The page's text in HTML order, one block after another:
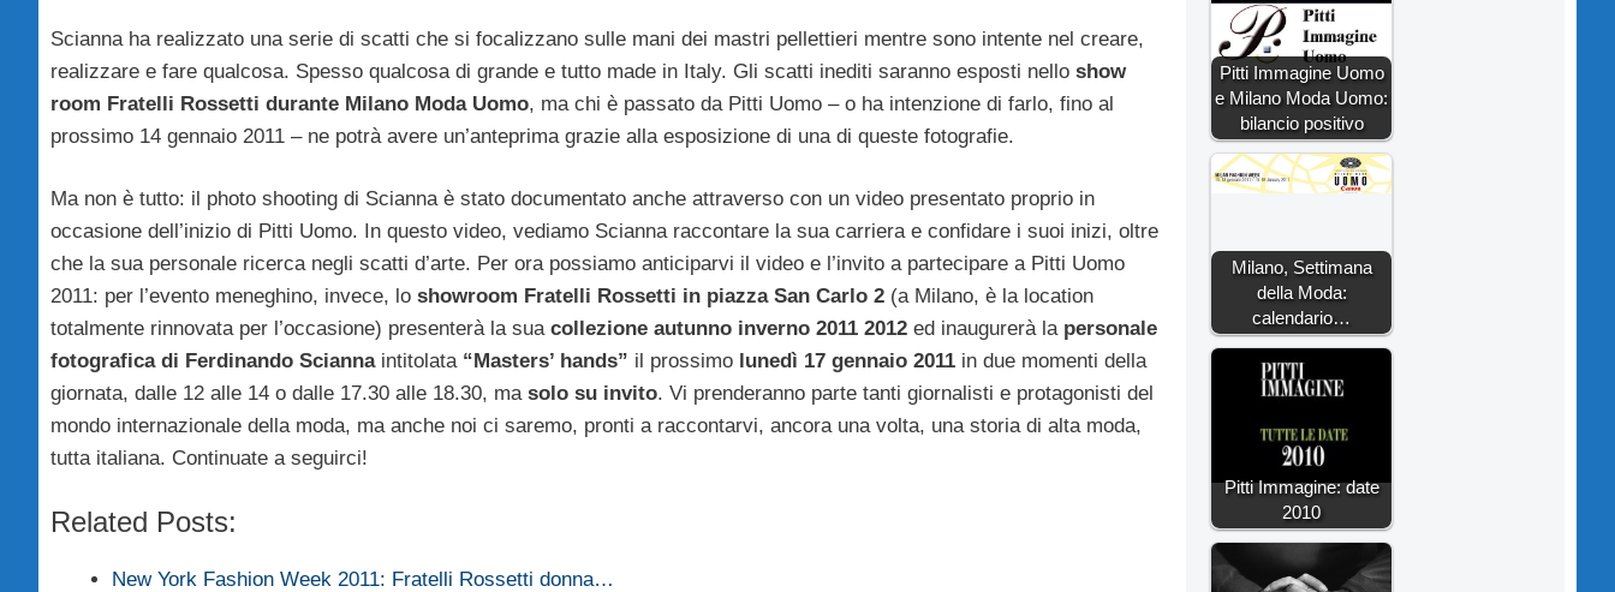
Scianna ha realizzato una serie di scatti che si focalizzano sulle mani dei mastri pellettieri mentre sono intente nel creare,
realizzare e fare qualcosa. Spesso qualcosa di grande e tutto made in Italy. Gli scatti inediti saranno esposti nello show
room Fratelli Rossetti durante Milano Moda Uomo, ma chi è passato da Pitti Uomo – o ha intenzione di farlo, fino al
prossimo 14 gennaio 2011 – ne potrà avere un’anteprima grazie alla esposizione di una di queste fotografie.
Ma non è tutto: il photo shooting di Scianna è stato documentato anche attraverso con un video presentato proprio in
occasione dell’inizio di Pitti Uomo. In questo video, vediamo Scianna raccontare la sua carriera e confidare i suoi inizi, oltre
che la sua personale ricerca negli scatti d’arte. Per ora possiamo anticiparvi il video e l’invito a partecipare a Pitti Uomo
2011: per l’evento meneghino, invece, lo showroom Fratelli Rossetti in piazza San Carlo 2 (a Milano, è la location
totalmente rinnovata per l’occasione) presenterà la sua collezione autunno inverno 2011 2012 ed inaugurerà lapersonale
fotografica di Ferdinando Sciannaintitolata “Masters’ hands” il prossimo lunedì 17 gennaio 2011 in due momenti della
giornata, dalle 12 alle 14 o dalle 17.30 alle 18.30, masolo su invito. Vi prenderanno parte tanti giornalisti e protagonisti del
mondo internazionale della moda, ma anche noi ci saremo, pronti a raccontarvi, ancora una volta, una storia di alta moda,
tutta italiana. Continuate a seguirci!
Related Posts:
New York Fashion Week 2011: Fratelli Rossetti donna…
Pitti Immagine Uomo
e Milano Moda Uomo:
bilancio positivo
Milano, Settimana
della Moda:
calendario…
Pitti Immagine: date
2010